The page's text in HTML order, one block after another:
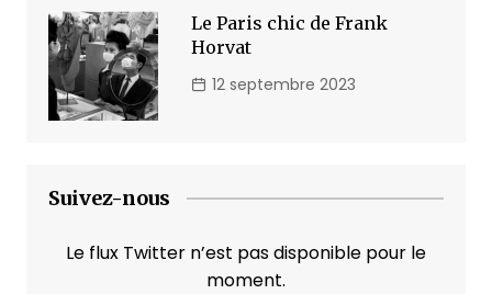
Le Paris chic de Frank
Horvat
12 septembre 2023
Suivez-nous
Le flux Twitter n’est pas disponible pour le
moment.